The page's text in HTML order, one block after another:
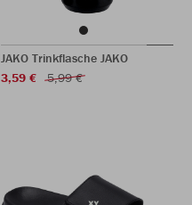
JAKO Trinkflasche JAKO
3,59 €
5,99 €